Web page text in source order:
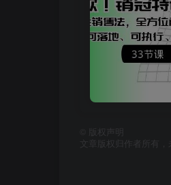
版权声明
文章版权归作者所有，